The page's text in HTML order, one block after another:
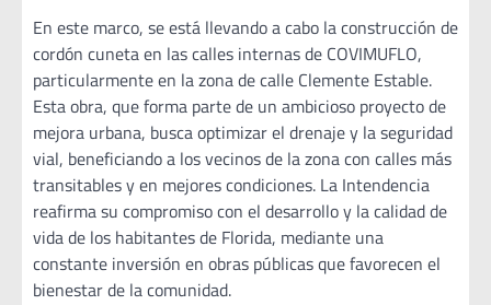
En este marco, se está llevando a cabo la construcción de
cordón cuneta en las calles internas de COVIMUFLO,
particularmente en la zona de calle Clemente Estable.
Esta obra, que forma parte de un ambicioso proyecto de
mejora urbana, busca optimizar el drenaje y la seguridad
vial, beneficiando a los vecinos de la zona con calles más
transitables y en mejores condiciones. La Intendencia
reafirma su compromiso con el desarrollo y la calidad de
vida de los habitantes de Florida, mediante una
constante inversión en obras públicas que favorecen el
bienestar de la comunidad.